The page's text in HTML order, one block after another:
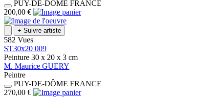
PUY-DE-DÔME FRANCE
200,00 €
+ Suivre artiste
582 Vues
ST30x20 009
Peinture 30 x 20 x 3 cm
M. Maurice GUERY
Peintre
PUY-DE-DÔME FRANCE
270,00 €